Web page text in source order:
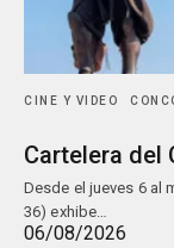
CINE Y VIDEO
Cartelera del
Desde el jueves 6 al
36) exhibe…
06/08/2026